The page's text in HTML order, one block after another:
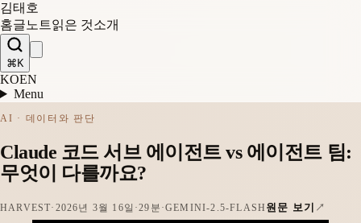
김태호
홈글 노트읽은 것소개
⌘K
KOEN
Menu
AI · 데이터와 판단
Claude 코드 서브 에이전트 vs 에이전트 팀:
무엇이 다를까요?
HARVEST· 2026년 3월 16일 ·29분 ·GEMINI-2.5-FLASH 원문 보기